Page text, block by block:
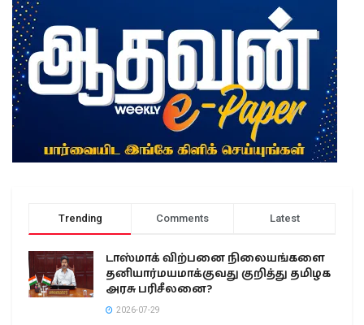
Trending Comments Latest
டாஸ்மாக் விற்பனை நிலையங்களை
தனியார்மயமாக்குவது குறித்து தமிழக
அரசு பரிசீலனை?
2026-07-29